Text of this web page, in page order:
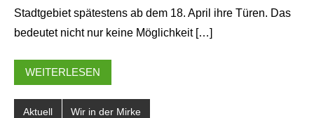
Stadtgebiet spätestens ab dem 18. April ihre Türen. Das
bedeutet nicht nur keine Möglichkeit […]
WEITERLESEN
Aktuell Wir in der Mirke